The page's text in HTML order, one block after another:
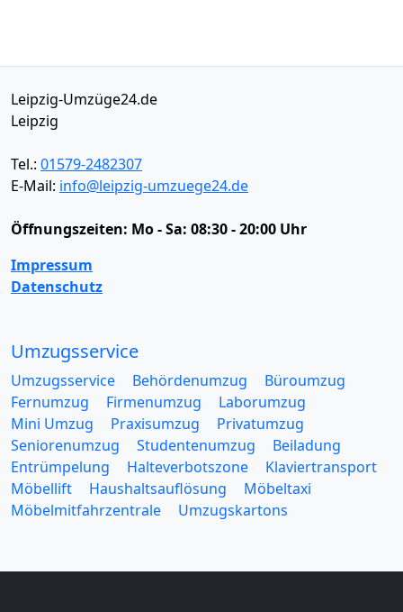
Leipzig-Umzüge24.de
Leipzig
Tel.: 01579-2482307
E-Mail: info@leipzig-umzuege24.de
Öffnungszeiten: Mo - Sa: 08:30 - 20:00 Uhr
Impressum
Datenschutz
Umzugsservice
Umzugsservice Behördenumzug
Büroumzug
Fernumzug
Firmenumzug
Laborumzug
Mini Umzug
Praxisumzug
Privatumzug
Seniorenumzug
Studentenumzug
Beiladung
Entrümpelung
Halteverbotszone
Klaviertransport
Möbellift
Haushaltsauflösung
Möbeltaxi
Möbelmitfahrzentrale
Umzugskartons